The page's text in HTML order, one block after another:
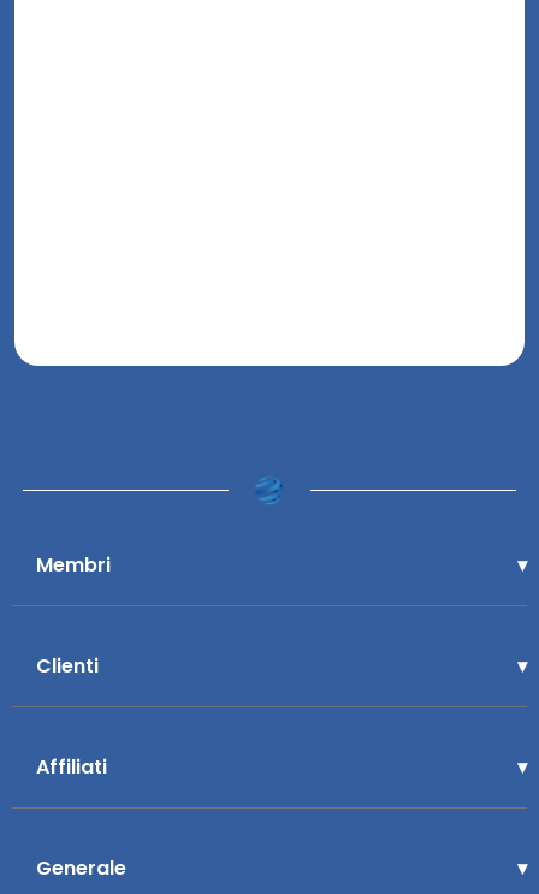
Membri
Clienti
Affiliati
Generale